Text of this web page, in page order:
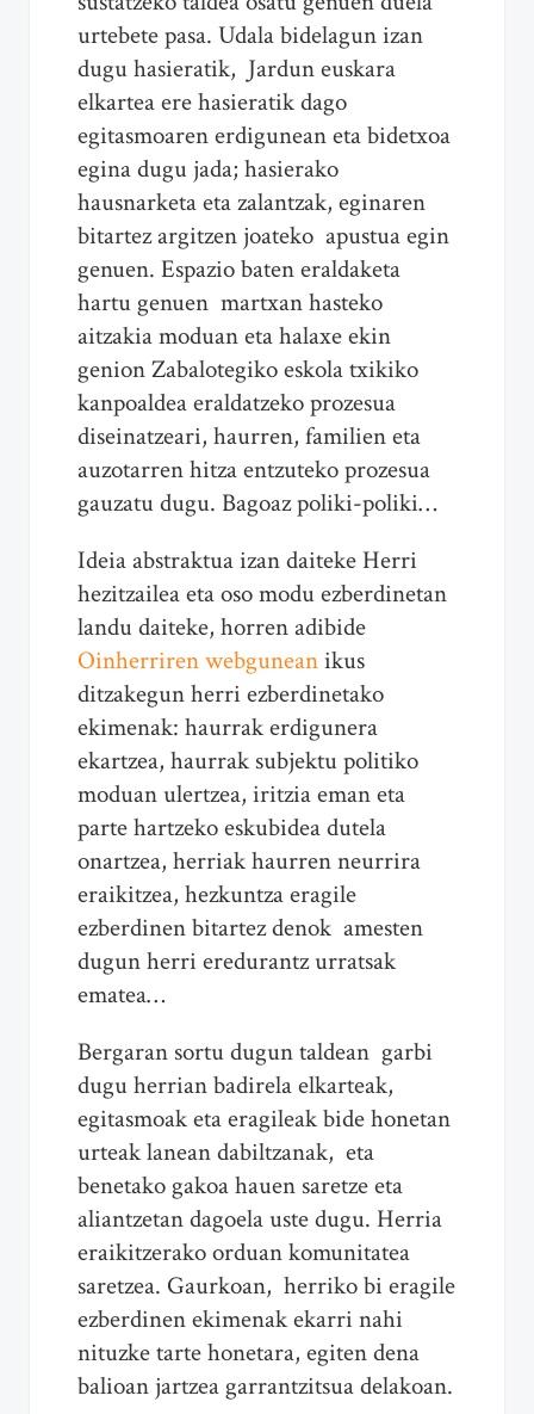
urtebete pasa. Udala bidelagun izan
dugu hasieratik, Jardun euskara
elkartea ere hasieratik dago
egitasmoaren erdigunean eta bidetxoa
egina dugu jada; hasierako
hausnarketa eta zalantzak, eginaren
bitartez argitzen joateko apustua egin
genuen. Espazio baten eraldaketa
hartu genuen martxan hasteko
aitzakia moduan eta halaxe ekin
genion Zabalotegiko eskola txikiko
kanpoaldea eraldatzeko prozesua
diseinatzeari, haurren, familien eta
auzotarren hitza entzuteko prozesua
gauzatu dugu. Bagoaz poliki-poliki…
Ideia abstraktua izan daiteke Herri
hezitzailea eta oso modu ezberdinetan
landu daiteke, horren adibide
Oinherriren webguneanikus
ditzakegun herri ezberdinetako
ekimenak: haurrak erdigunera
ekartzea, haurrak subjektu politiko
moduan ulertzea, iritzia eman eta
parte hartzeko eskubidea dutela
onartzea, herriak haurren neurrira
eraikitzea, hezkuntza eragile
ezberdinen bitartez denok amesten
dugun herri eredurantz urratsak
ematea…
Bergaran sortu dugun taldean garbi
dugu herrian badirela elkarteak,
egitasmoak eta eragileak bide honetan
urteak lanean dabiltzanak, eta
benetako gakoa hauen saretze eta
aliantzetan dagoela uste dugu. Herria
eraikitzerako orduan komunitatea
saretzea. Gaurkoan, herriko bi eragile
ezberdinen ekimenak ekarri nahi
nituzke tarte honetara, egiten dena
balioan jartzea garrantzitsua delakoan.